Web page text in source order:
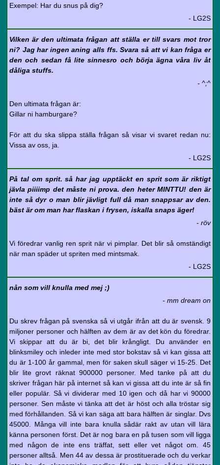
Exempel: Har du snus på dig?
- LG2S
Vilken är den ultimata frågan att ställa er till svars mot tror
ni? Jag har ingen aning alls ffs. Svara så att vi kan fråga er
den och sedan få lite sinnesro och börja ägna våra liv åt
dåliga stuffs.
- ^;^
Den ultimata frågan är:
Gillar ni hamburgare?
För att du ska slippa ställa frågan så visar vi svaret redan nu:
Vissa av oss, ja.
- LG2S
På tal om sprit. så har jag upptäckt en sprit som är riktigt
jävla piiiimp det måste ni prova. den heter MINTTU! den är
inte så dyr o man blir jävligt full då man snappsar av den.
bäst är om man har flaskan i frysen, iskalla snaps äger!
- röv
Vi föredrar vanlig ren sprit när vi pimplar. Det blir så omständigt
när man späder ut spriten med mintsmak.
- LG2S
nån som vill knulla med mej ;)
- mm dream on
Du skrev frågan på svenska så vi utgår ifrån att du är svensk. 9
miljoner personer och hälften av dem är av det kön du föredrar.
Vi skippar att du är bi, det blir krångligt. Du använder en
blinksmiley och inleder inte med stor bokstav så vi kan gissa att
du är 1-100 år gammal, men för saken skull säger vi 15-25. Det
blir lite grovt räknat 900000 personer. Med tanke på att du
skriver frågan här på internet så kan vi gissa att du inte är så fin
eller populär. Så vi dividerar med 10 igen och då har vi 90000
personer. Sen måste vi tänka att det är höst och alla tröstar sig
med förhållanden. Så vi kan säga att bara hälften är singlar. Dvs
45000. Många vill inte bara knulla sådär rakt av utan vill lära
känna personen först. Det är nog bara en på tusen som vill ligga
med någon de inte ens träffat, sett eller vet något om. 45
personer alltså. Men 44 av dessa är prostituerade och du verkar